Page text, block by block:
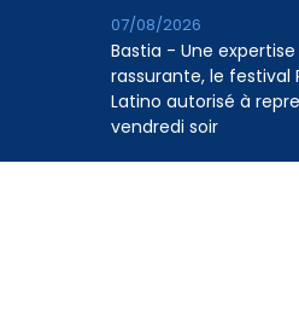
Bastia - Une expertise
rassurante, le festival
Latino autorisé à
vendredi soir
07/08/2026